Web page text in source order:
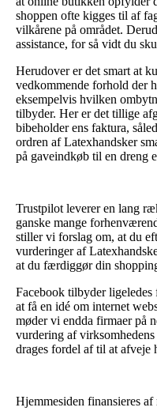
shoppen ofte kigges til af
vilkårene på området.
assistance, for så vidt du
Herudover er det smart at
vedkommende forhold der
eksempelvis hvilken
tilbyder. Her er det tillige
bibeholder ens faktura,
ordren af Latexhandsker
på gaveindkøb til en dreng
Trustpilot leverer en lang
ganske mange
stiller vi forslag om, at du
vurderinger af
at du færdiggør din
Facebook tilbyder
at få en idé om internet
møder vi endda firmaer på
vurdering af
drages fordel af til at afveje
Hjemmesiden finansieres